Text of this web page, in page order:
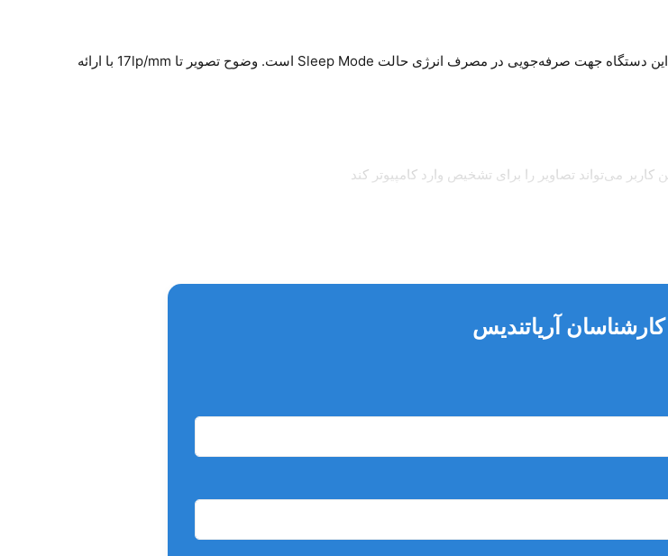
دارای صفحه نمایش لمسی 4 اینچی می‌باشد و همچنین این دستگاه جهت صرفه‌جویی در مصرف انرژی حالت Sleep Mode است. وضوح تصویر تا 17lp/mm با ارائه
آریاتندیس